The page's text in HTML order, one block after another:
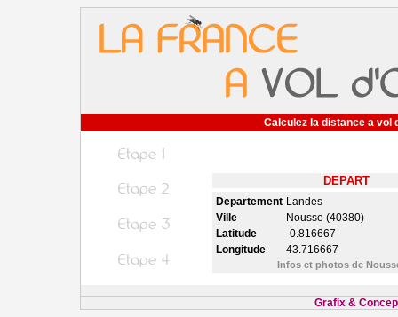
Calculez la distance a vol
DEPART
Departement Landes
Ville
Nousse (40380)
Latitude
-0.816667
Longitude
43.716667
Infos et photos de
Grafix &